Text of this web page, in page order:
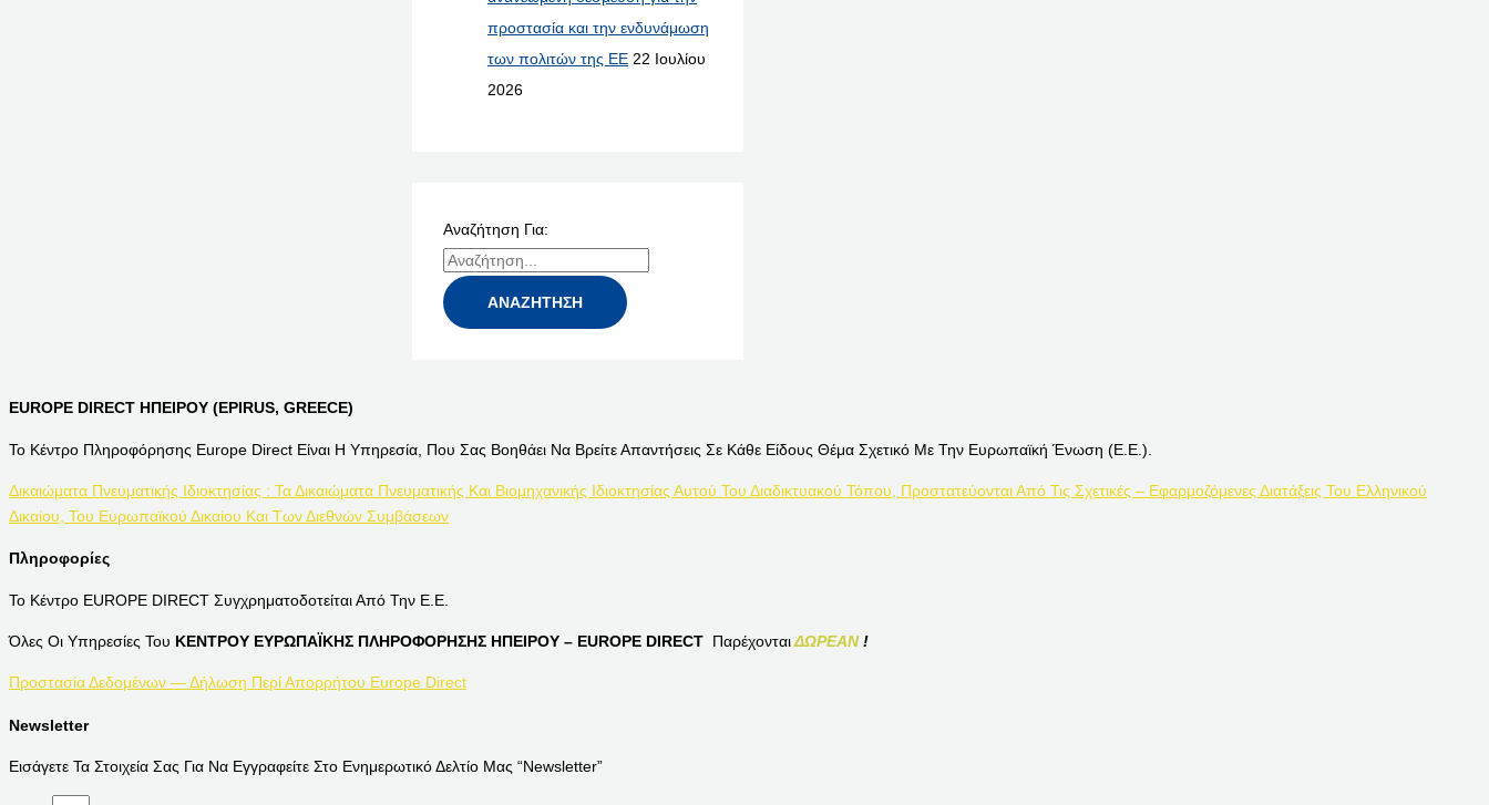
προστασία και την ενδυνάμωση
των πολιτών της ΕΕ 22 Ιουλίου
2026
Αναζήτηση Για:
EUROPE DIRECT ΗΠΕΙΡΟΥ (EPIRUS, GREECE)
Το Κέντρο Πληροφόρησης Europe Direct Είναι Η Υπηρεσία, Που Σας Βοηθάει Να Βρείτε Απαντήσεις Σε Κάθε Είδους Θέμα Σχετικό Με Την Ευρωπαϊκή Ένωση (Ε.Ε.).
Δικαιώματα Πνευματικής Ιδιοκτησίας : Τα Δικαιώματα Πνευματικής Και Βιομηχανικής Ιδιοκτησίας Αυτού Του Διαδικτυακού Τόπου, Προστατεύονται Από Τις Σχετικές – Εφαρμοζόμενες Διατάξεις Του Ελληνικού
Δικαίου, Του Ευρωπαϊκού Δικαίου Και Των Διεθνών Συμβάσεων
Πληροφορίες
Το Κέντρο EUROPE DIRECT Συγχρηματοδοτείται Από Την Ε.Ε.
Όλες Οι Υπηρεσίες Του ΚΕΝΤΡΟΥ ΕΥΡΩΠΑΪΚΗΣ ΠΛΗΡΟΦΟΡΗΣΗΣ ΗΠΕΙΡΟΥ – EUROPE DIRECT ΠαρέχονταιΔΩΡΕΑΝ!
Προστασία Δεδομένων — Δήλωση Περί Απορρήτου Europe Direct
Newsletter
Εισάγετε Τα Στοιχεία Σας Για Να Εγγραφείτε Στο Ενημερωτικό Δελτίο Μας “Newsletter”